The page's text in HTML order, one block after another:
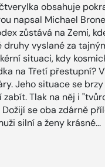
obsahuje
napsal Michael
zůstává na Zemi,
vyslané za
situaci, kdy
na Třetí přestupní?
Jeho situace se
Tlak na něj i
se oba zdárně
silní a ženy krásné...